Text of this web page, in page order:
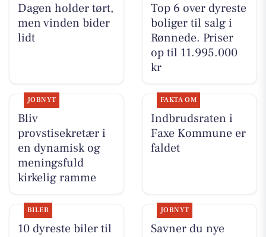
Dagen holder tørt,
men vinden bider
lidt
Top 6 over dyreste
boliger til salg i
Rønnede. Priser
op til 11.995.000
kr
JOBNYT
Bliv
provstisekretær i
en dynamisk og
meningsfuld
kirkelig ramme
FAKTA OM
Indbrudsraten i
Faxe Kommune er
faldet
BILER
10 dyreste biler til
JOBNYT
Savner du nye